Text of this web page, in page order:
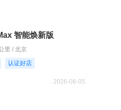
智能焕新版
里 / 北京
认证好店
2026-08-05